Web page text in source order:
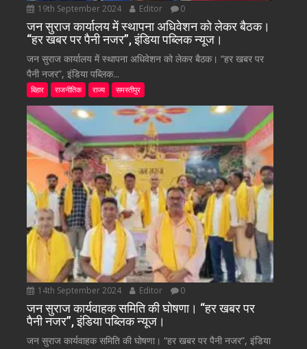
19th September 2024 Editor 0
जन सुराज कार्यालय में स्थापना अधिवेशन को लेकर बैठक।
“हर खबर पर पैनी नजर”, इंडिया पब्लिक न्यूज।
जन सुराज कार्यालय में स्थापना अधिवेशन को लेकर बैठक। “हर खबर पर
पैनी नजर”, इंडिया पब्लिक...
बिहार राजनीतिक राज्य समस्तीपुर
14th September 2024 Editor 0
जन सुराज कार्यवाहक समिति की घोषणा। “हर खबर पर
पैनी नजर”, इंडिया पब्लिक न्यूज।
जन सुराज कार्यवाहक समिति की घोषणा। “हर खबर पर पैनी नजर”, इंडिया